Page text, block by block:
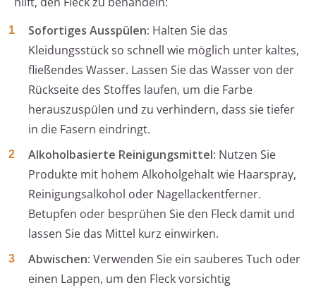
Sofortiges Ausspülen: Halten Sie das
Kleidungsstück so schnell wie möglich unter kaltes,
fließendes Wasser. Lassen Sie das Wasser von der
Rückseite des Stoffes laufen, um die Farbe
herauszuspülen und zu verhindern, dass sie tiefer
in die Fasern eindringt.
Alkoholbasierte Reinigungsmittel: Nutzen Sie
Produkte mit hohem Alkoholgehalt wie Haarspray,
Reinigungsalkohol oder Nagellackentferner.
Betupfen oder besprühen Sie den Fleck damit und
lassen Sie das Mittel kurz einwirken.
Abwischen: Verwenden Sie ein sauberes Tuch oder
einen Lappen, um den Fleck vorsichtig